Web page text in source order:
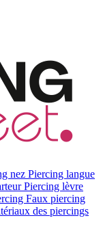
nez Piercing langue
Piercing lèvre
Faux piercing
des piercings